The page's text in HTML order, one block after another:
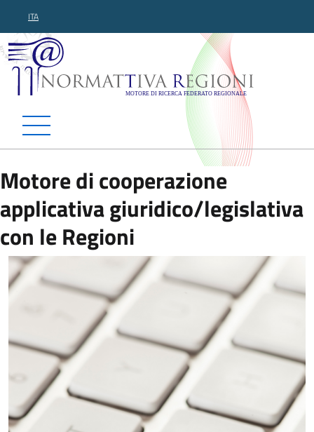
ITA
Normattiva Regioni -
Motore di cooperazione
applicativa giuridico/legislativa
con le Regioni